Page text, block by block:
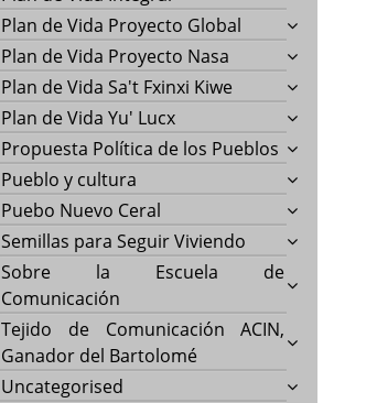
Plan de Vida Proyecto Global
Plan de Vida Proyecto Nasa
Plan de Vida Sa't Fxinxi Kiwe
Plan de Vida Yu' Lucx
Propuesta Política de los Pueblos
Pueblo y cultura
Puebo Nuevo Ceral
Semillas para Seguir Viviendo
Sobre la Escuela de
Comunicación
Tejido de Comunicación ACIN,
Ganador del Bartolomé
Uncategorised